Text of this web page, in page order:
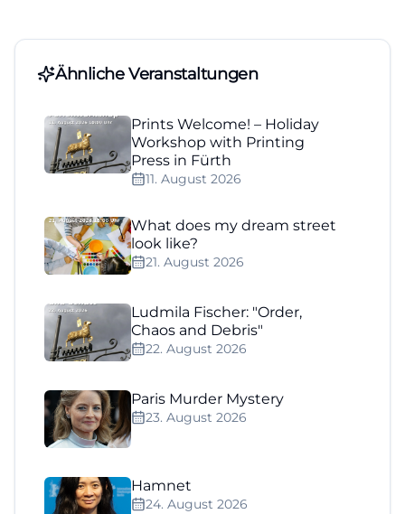
Ähnliche Veranstaltungen
Prints Welcome! – Holiday
Workshop with Printing
Press in Fürth
11. August 2026
What does my dream street
look like?
21. August 2026
Ludmila Fischer: "Order,
Chaos and Debris"
22. August 2026
Paris Murder Mystery
23. August 2026
Hamnet
24. August 2026